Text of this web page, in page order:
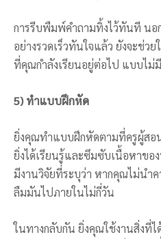
การรีบพืมพ์คำถามทิ้งไว้ทันที นอ
อย่างรวดเร็วทันใจแล้ว ยังจะช่
ที่คุณกำลังเรียนอยู่ต่อไป แบบไม่มี
5) ทำแบบฝึกหัด
ยิ่งคุณทำแบบฝึกหัดตามที่ครูผู้สอ
ยิ่งได้เรียนรู้และซึมซับเนื้อหาขอ
มีงานวิจัยที่ระบุว่า หากคุณไม่นำ
ลืมมันไปภายในไม่กี่วัน
ในทางกลับกัน ยิ่งคุณใช้งานสิ่งที่ไ